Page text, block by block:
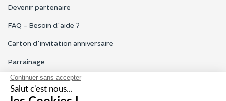
Devenir partenaire
FAQ - Besoin d'aide ?
Carton d'invitation anniversaire
Parrainage
Tous les avis Funbooker